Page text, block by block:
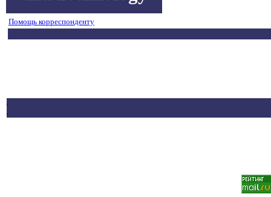
Помощь корреспонденту